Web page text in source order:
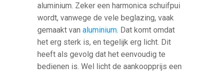
aluminium. Zeker een harmonica schuifpui
wordt, vanwege de vele beglazing, vaak
gemaakt vanaluminium. Dat komt omdat
het erg sterk is, en tegelijk erg licht. Dit
heeft als gevolg dat het eenvoudig te
bedienen is. Wel licht de aankoopprijs een